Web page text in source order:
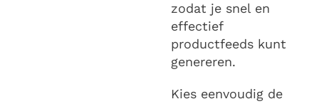
zodat je snel en
effectief
productfeeds kunt
genereren.
Kies eenvoudig de